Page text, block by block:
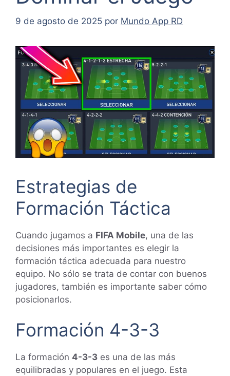
9 de agosto de 2025 por Mundo App RD
Estrategias de
Formación Táctica
Cuando jugamos a FIFA Mobile, una de las
decisiones más importantes es elegir la
formación táctica adecuada para nuestro
equipo. No sólo se trata de contar con buenos
jugadores, también es importante saber cómo
posicionarlos.
Formación 4-3-3
La formación 4-3-3 es una de las más
equilibradas y populares en el juego. Esta